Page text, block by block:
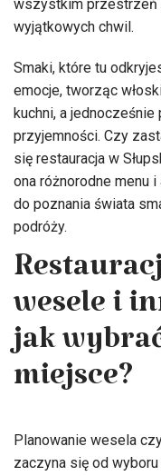
wszystkim przestrzeń
wyjątkowych chwil.
Smaki, które tu
emocje, tworząc
kuchni, a
przyjemności. Czy
się restauracja w
ona różnorodne menu
do poznania świata
podróży.
wesele i
jak
miejsce?
Planowanie wesela
zaczyna się od